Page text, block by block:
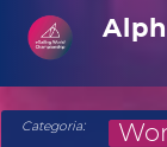
Categoria